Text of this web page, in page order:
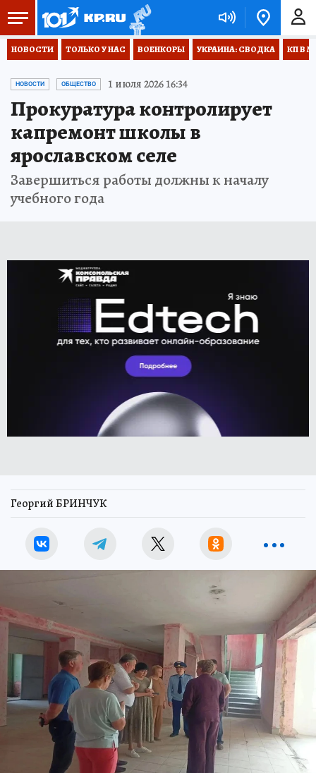
НОВОСТИ ТОЛЬКО У НАС ВОЕНКОРЫ УКРАИНА: СВОДКА КП В
НОВОСТИ ОБЩЕСТВО 1 июля 2026 16:34
Прокуратура контролирует
капремонт школы в
ярославском селе
Завершиться работы должны к началу
учебного года
Георгий БРИНЧУК